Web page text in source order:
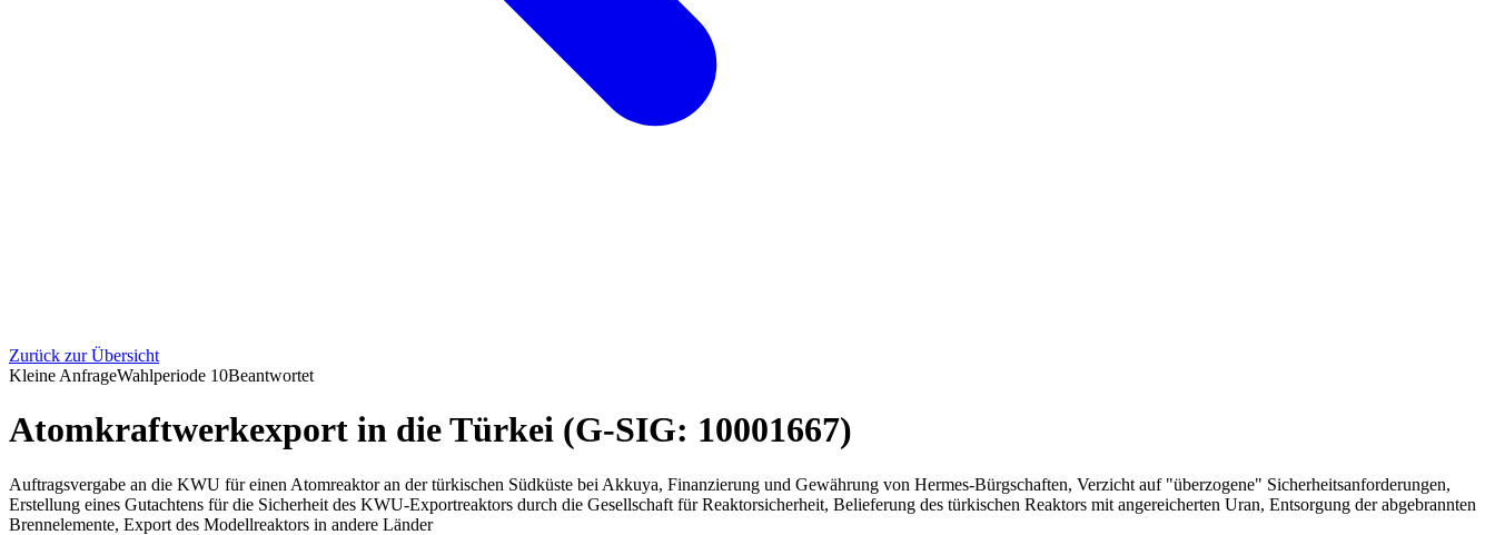
Zurück zur Übersicht
Kleine AnfrageWahlperiode 10Beantwortet
Atomkraftwerkexport in die Türkei (G-SIG: 10001667)
Auftragsvergabe an die KWU für einen Atomreaktor an der türkischen Südküste bei Akkuya, Finanzierung und Gewährung von Hermes-Bürgschaften, Verzicht auf "überzogene" Sicherheitsanforderungen,
Erstellung eines Gutachtens für die Sicherheit des KWU-Exportreaktors durch die Gesellschaft für Reaktorsicherheit, Belieferung des türkischen Reaktors mit angereicherten Uran, Entsorgung der abgebrannten
Brennelemente, Export des Modellreaktors in andere Länder